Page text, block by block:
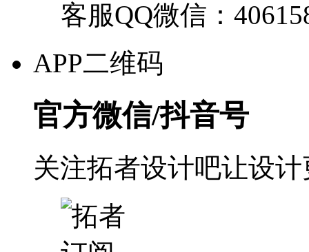
客服QQ微信：
APP二维码
官方微信/抖音号
关注拓者设计吧让设